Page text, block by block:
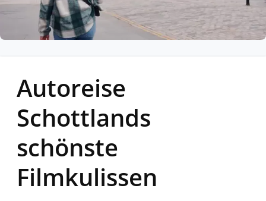
Autoreise
Schottlands
schönste
Filmkulissen